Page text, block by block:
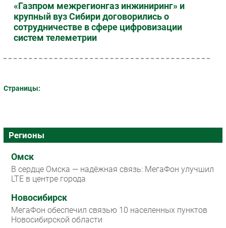
Мероприятия
Проекты
IT класс
Тестовый стенд
«Газпром межрегионгаз инжиниринг» и
крупный вуз Сибири договорились о
сотрудничестве в сфере цифровизации
систем телеметрии
Страницы:
Регионы
Омск
В сердце Омска — надёжная связь: МегаФон улучшил
LTE в центре города
Новосибирск
МегаФон обеспечил связью 10 населенных пунктов
Новосибирской области